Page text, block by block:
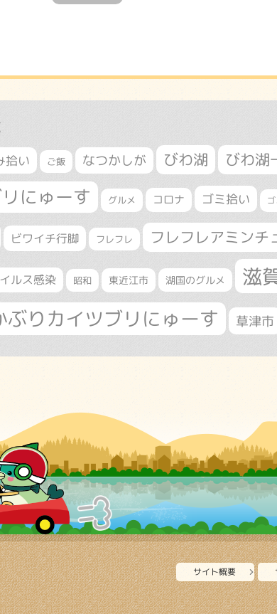
拾い ご飯 なつかしが びわ湖 びわ湖
にゅーす グルメ コロナ ゴミ拾い
ビワイチ行脚 フレフレ フレフレアミンチ
ルス感染 昭和 東近江市 湖国のグルメ 滋
ぶりカイツブリにゅーす 草津市
サイト概要